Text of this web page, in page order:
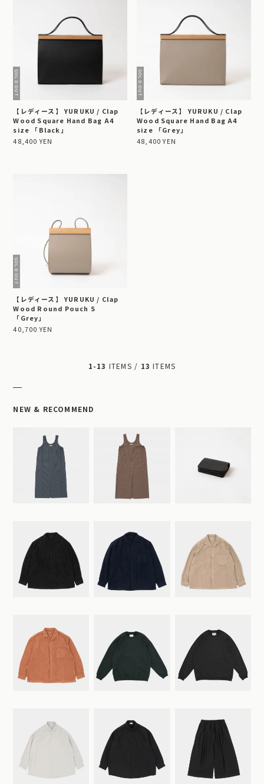
【レディース】 YURUKU / Clap
Wood Square Hand Bag A4
size 「Black」
48,400 YEN
【レディース】 YURUKU / Clap
Wood Square Hand Bag A4
size 「Grey」
48,400 YEN
【レディース】 YURUKU / Clap
Wood Round Pouch S
「Grey」
40,700 YEN
1-13 ITEMS / 13 ITEMS
NEW & RECOMMEND